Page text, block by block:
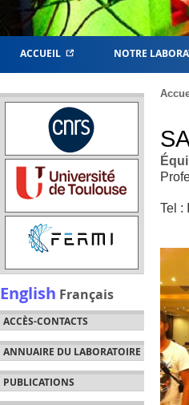
ACCUEIL NOTRE
English Français
ACCÈS-CONTACTS
ANNUAIRE DU LABORATOIRE
PUBLICATIONS
Tel :